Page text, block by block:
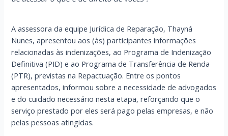
A assessora da equipe Jurídica de Reparação, Thayná
Nunes, apresentou aos (às) participantes informações
relacionadas às indenizações, ao Programa de Indenização
Definitiva (PID) e ao Programa de Transferência de Renda
(PTR), previstas na Repactuação. Entre os pontos
apresentados, informou sobre a necessidade de advogados
e do cuidado necessário nesta etapa, reforçando que o
serviço prestado por eles será pago pelas empresas, e não
pelas pessoas atingidas.